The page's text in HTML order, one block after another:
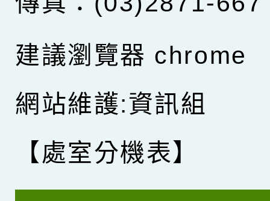
建議瀏覽器 chrome
網站維護:資訊組
【處室分機表】